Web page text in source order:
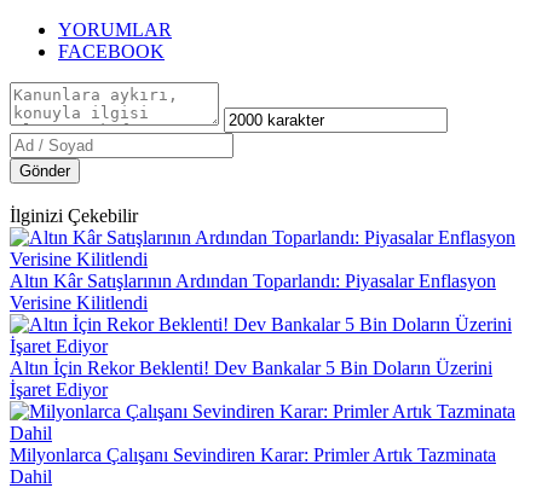
YORUMLAR
FACEBOOK
Gönder
İlginizi Çekebilir
Altın Kâr Satışlarının Ardından Toparlandı: Piyasalar Enflasyon
Verisine Kilitlendi
Altın İçin Rekor Beklenti! Dev Bankalar 5 Bin Doların Üzerini
İşaret Ediyor
Milyonlarca Çalışanı Sevindiren Karar: Primler Artık Tazminata
Dahil